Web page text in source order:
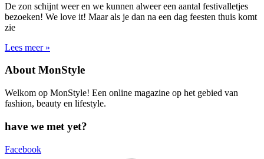
De zon schijnt weer en we kunnen alweer een aantal festivalletjes
bezoeken! We love it! Maar als je dan na een dag feesten thuis komt
zie
Lees meer »
About MonStyle
Welkom op MonStyle! Een online magazine op het gebied van
fashion, beauty en lifestyle.
have we met yet?
Facebook